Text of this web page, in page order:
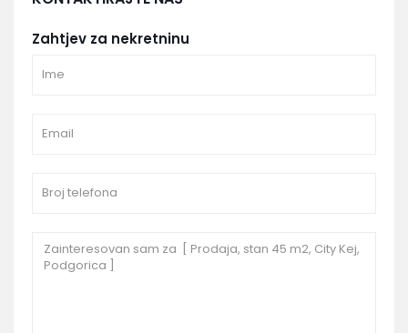
Zahtjev za nekretninu